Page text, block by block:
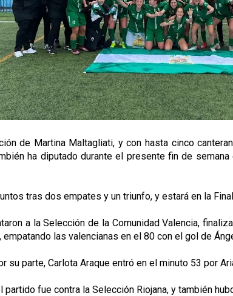
de Martina Maltagliati, y con hasta cinco
ha diputado durante el presente fin de
tras dos empates y un triunfo, y estará en la
a la Selección de la Comunidad Valencia,
las valencianas en el 80 con el gol de
parte, Carlota Araque entró en el minuto 53 por
fue contra la Selección Riojana, y también